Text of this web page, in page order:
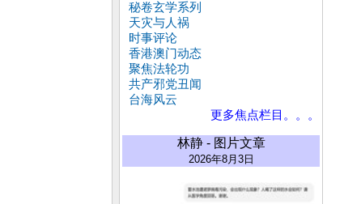
秘卷玄学系列
天灾与人祸
时事评论
香港澳门动态
聚焦法轮功
共产邪党丑闻
台海风云
更多焦点栏目。。。
林静 - 图片文章
2026年8月3日